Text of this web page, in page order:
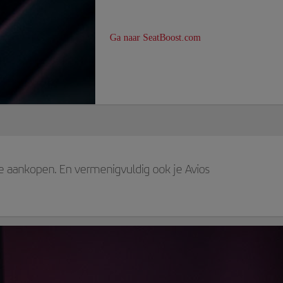
Ga naar SeatBoost.com
En vermenigvuldig ook je Avios